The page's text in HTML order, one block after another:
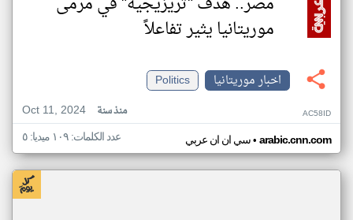
موريتانيا يثير تفاعلاً
اخبار موريتانيا
Politics
Oct 11, 2024
منذ سنة AC58ID
سي ان ان عربي• arabic.cnn.com عدد الكلمات: ١٠٩ ميديا: ٥